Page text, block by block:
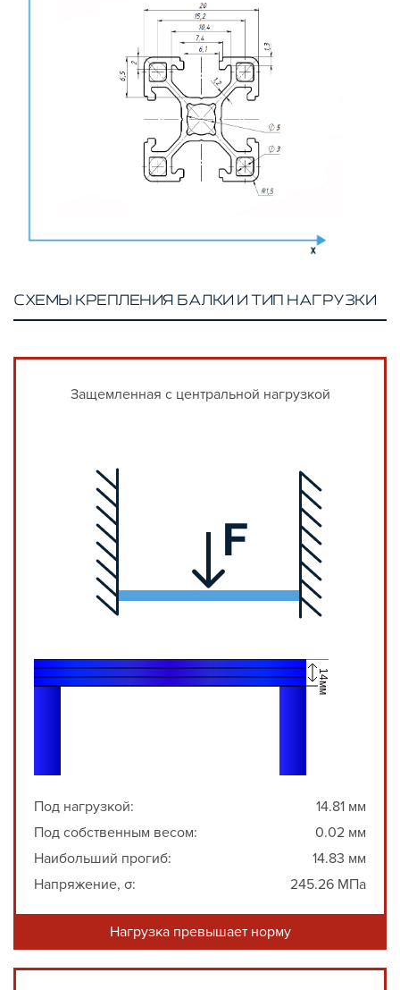
СХЕМЫ КРЕПЛЕНИЯ БАЛКИ И ТИП НАГРУЗКИ
Защемленная с центральной нагрузкой
Под нагрузкой:
14.81 мм
Под собственным весом:
0.02 мм
Наибольший прогиб:
14.83 мм
Напряжение, σ:
245.26 МПа
Нагрузка превышает норму